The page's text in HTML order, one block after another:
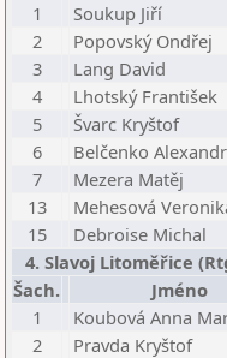
1
Soukup Jiří
2
Popovský Ondřej
3
Lang David
4
Lhotský František
5
Švarc Kryštof
6
Belčenko Alexandr
7
Mezera Matěj
13
Mehesová
15
Debroise Michal
4. Slavoj Litoměřice
Šach.
Jméno
1
Koubová Anna
2
Pravda Kryštof